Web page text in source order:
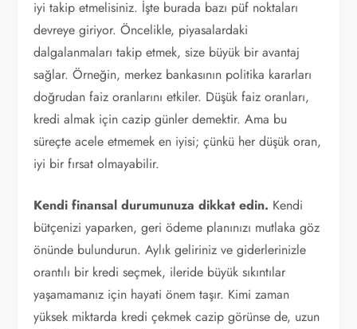
iyi takip etmelisiniz. İşte burada bazı püf noktaları
devreye giriyor. Öncelikle, piyasalardaki
dalgalanmaları takip etmek, size büyük bir avantaj
sağlar. Örneğin, merkez bankasının politika kararları
doğrudan faiz oranlarını etkiler. Düşük faiz oranları,
kredi almak için cazip günler demektir. Ama bu
süreçte acele etmemek en iyisi; çünkü her düşük oran,
iyi bir fırsat olmayabilir.
Kendi finansal durumunuza dikkat edin. Kendi
bütçenizi yaparken, geri ödeme planınızı mutlaka göz
önünde bulundurun. Aylık geliriniz ve giderlerinizle
orantılı bir kredi seçmek, ileride büyük sıkıntılar
yaşamamanız için hayati önem taşır. Kimi zaman
yüksek miktarda kredi çekmek cazip görünse de, uzun